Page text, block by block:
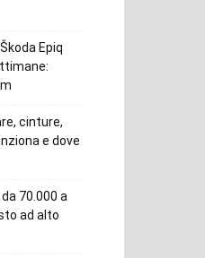
Epiq
cinture,
e dove
70.000 a
ad alto